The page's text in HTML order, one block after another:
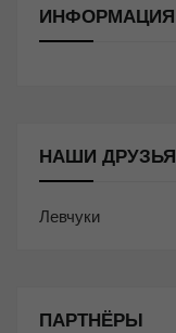
ИНФОРМАЦИЯ
НАШИ ДРУЗЬЯ
Левчуки
ПАРТНЁРЫ